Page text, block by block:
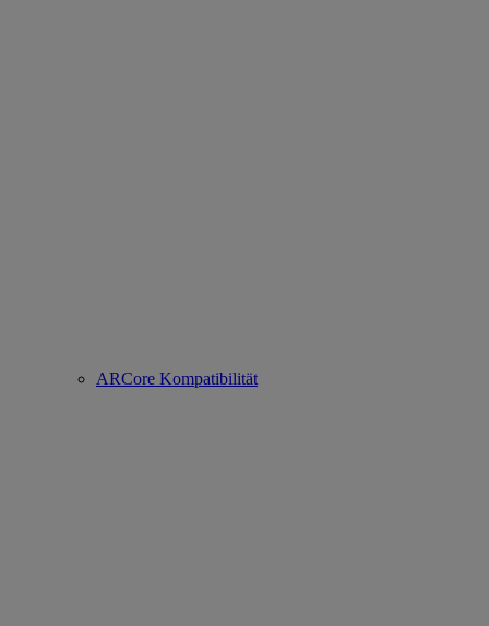
ARCore Kompatibilität